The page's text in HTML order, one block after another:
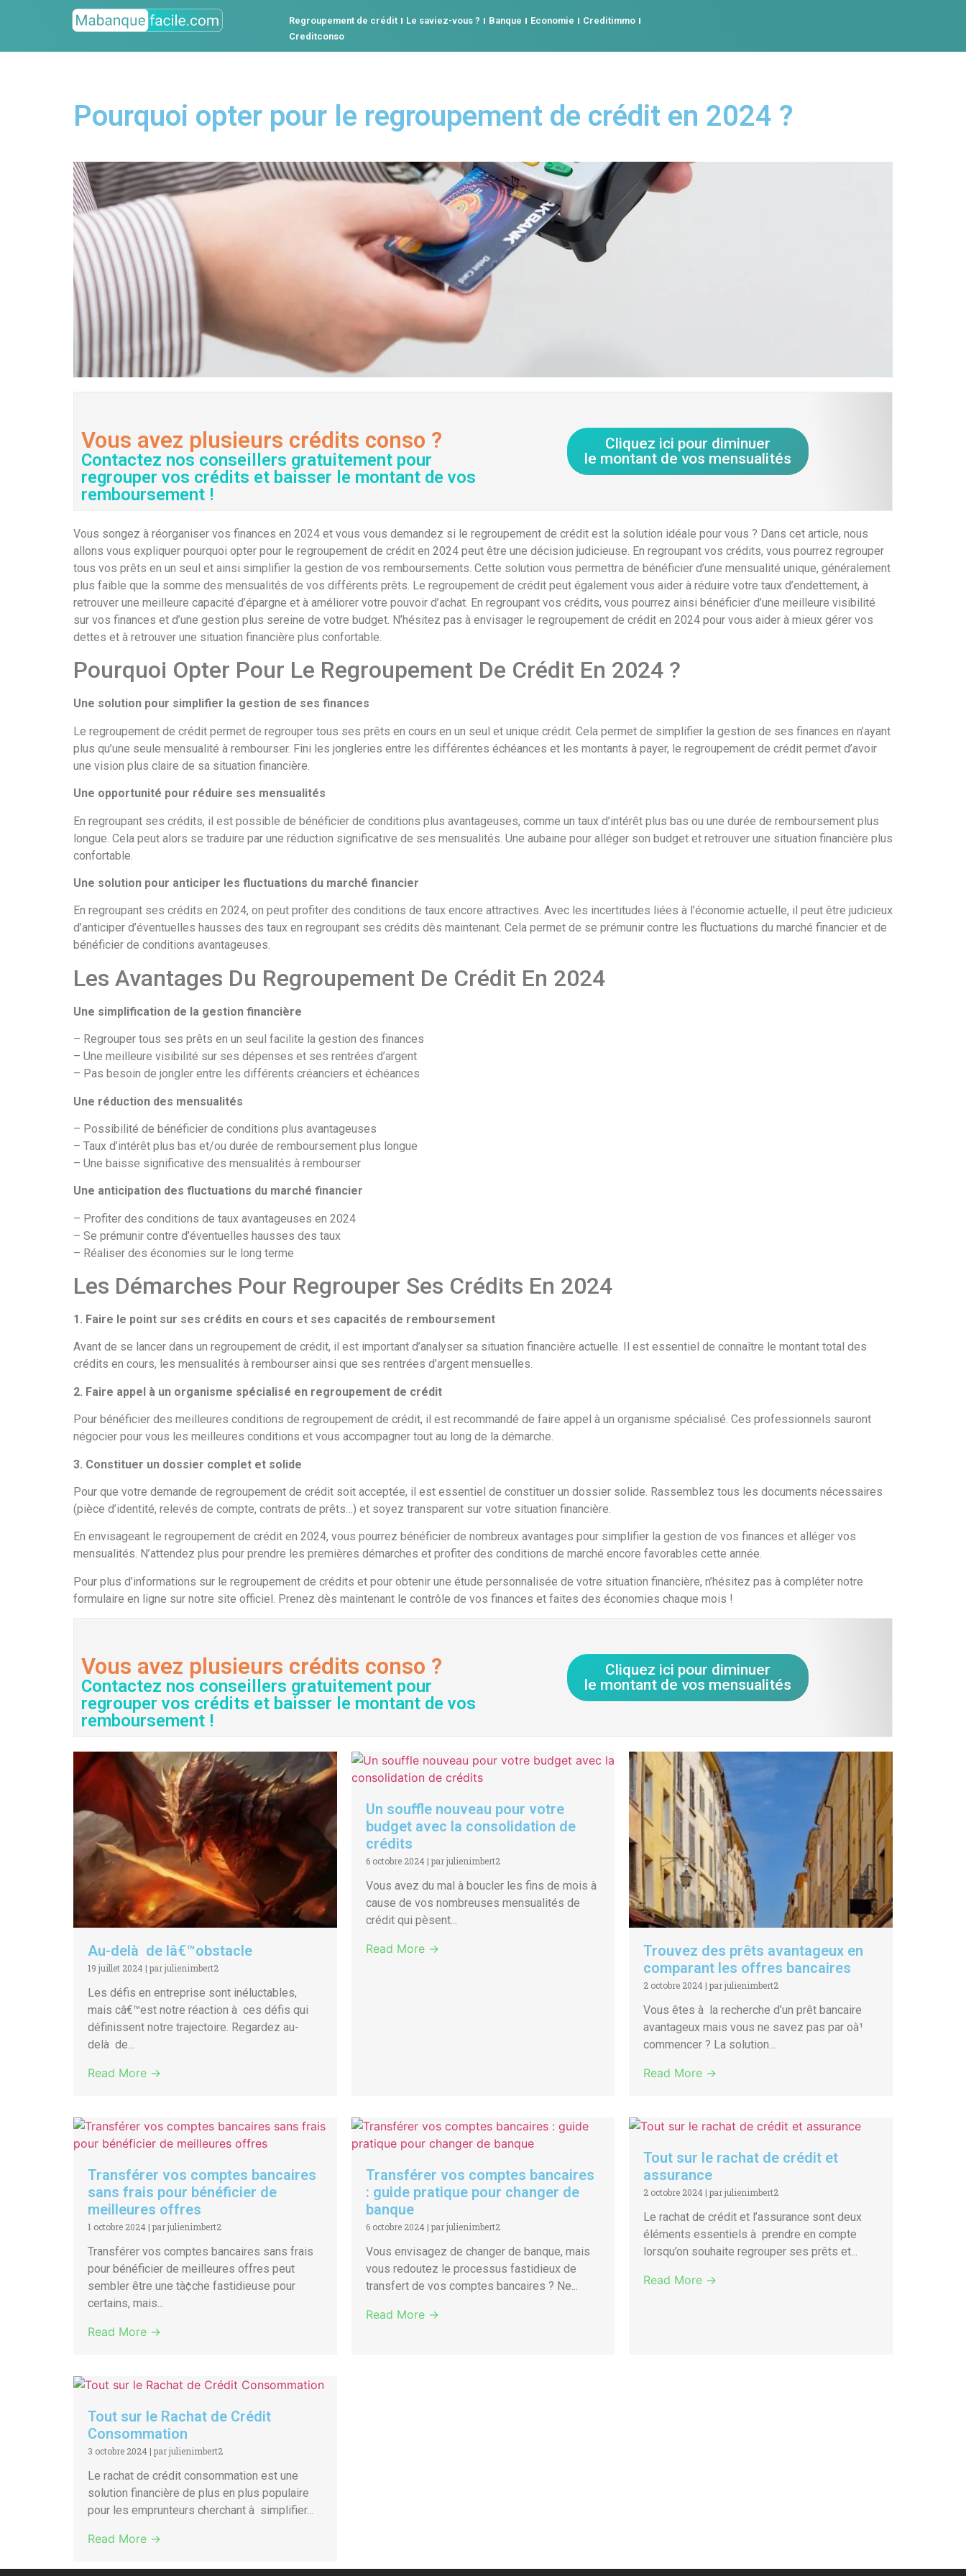
Regroupement de crédit Le saviez-vous ? Banque Economie
Creditimmo
Creditconso
Pourquoi opter pour le regroupement de crédit en 2024 ?
Vous avez plusieurs crédits conso ?
Contactez nos conseillers gratuitement pour
regrouper vos crédits et baisser le montant de vos
remboursement !
Cliquez ici pour diminuer
le montant de vos mensualités
Vous songez à réorganiser vos finances en 2024 et vous vous demandez si le regroupement de crédit est la solution idéale pour vous ? Dans cet article, nous
allons vous expliquer pourquoi opter pour le regroupement de crédit en 2024 peut être une décision judicieuse. En regroupant vos crédits, vous pourrez regrouper
tous vos prêts en un seul et ainsi simplifier la gestion de vos remboursements. Cette solution vous permettra de bénéficier d’une mensualité unique, généralement
plus faible que la somme des mensualités de vos différents prêts. Le regroupement de crédit peut également vous aider à réduire votre taux d’endettement, à
retrouver une meilleure capacité d’épargne et à améliorer votre pouvoir d’achat. En regroupant vos crédits, vous pourrez ainsi bénéficier d’une meilleure visibilité
sur vos finances et d’une gestion plus sereine de votre budget. N’hésitez pas à envisager le regroupement de crédit en 2024 pour vous aider à mieux gérer vos
dettes et à retrouver une situation financière plus confortable.
Pourquoi Opter Pour Le Regroupement De Crédit En 2024 ?
Une solution pour simplifier la gestion de ses finances
Le regroupement de crédit permet de regrouper tous ses prêts en cours en un seul et unique crédit. Cela permet de simplifier la gestion de ses finances en n’ayant
plus qu’une seule mensualité à rembourser. Fini les jongleries entre les différentes échéances et les montants à payer, le regroupement de crédit permet d’avoir
une vision plus claire de sa situation financière.
Une opportunité pour réduire ses mensualités
En regroupant ses crédits, il est possible de bénéficier de conditions plus avantageuses, comme un taux d’intérêt plus bas ou une durée de remboursement plus
longue. Cela peut alors se traduire par une réduction significative de ses mensualités. Une aubaine pour alléger son budget et retrouver une situation financière plus
confortable.
Une solution pour anticiper les fluctuations du marché financier
En regroupant ses crédits en 2024, on peut profiter des conditions de taux encore attractives. Avec les incertitudes liées à l’économie actuelle, il peut être judicieux
d’anticiper d’éventuelles hausses des taux en regroupant ses crédits dès maintenant. Cela permet de se prémunir contre les fluctuations du marché financier et de
bénéficier de conditions avantageuses.
Les Avantages Du Regroupement De Crédit En 2024
Une simplification de la gestion financière
– Regrouper tous ses prêts en un seul facilite la gestion des finances
– Une meilleure visibilité sur ses dépenses et ses rentrées d’argent
– Pas besoin de jongler entre les différents créanciers et échéances
Une réduction des mensualités
– Possibilité de bénéficier de conditions plus avantageuses
– Taux d’intérêt plus bas et/ou durée de remboursement plus longue
– Une baisse significative des mensualités à rembourser
Une anticipation des fluctuations du marché financier
– Profiter des conditions de taux avantageuses en 2024
– Se prémunir contre d’éventuelles hausses des taux
– Réaliser des économies sur le long terme
Les Démarches Pour Regrouper Ses Crédits En 2024
1. Faire le point sur ses crédits en cours et ses capacités de remboursement
Avant de se lancer dans un regroupement de crédit, il est important d’analyser sa situation financière actuelle. Il est essentiel de connaître le montant total des
crédits en cours, les mensualités à rembourser ainsi que ses rentrées d’argent mensuelles.
2. Faire appel à un organisme spécialisé en regroupement de crédit
Pour bénéficier des meilleures conditions de regroupement de crédit, il est recommandé de faire appel à un organisme spécialisé. Ces professionnels sauront
négocier pour vous les meilleures conditions et vous accompagner tout au long de la démarche.
3. Constituer un dossier complet et solide
Pour que votre demande de regroupement de crédit soit acceptée, il est essentiel de constituer un dossier solide. Rassemblez tous les documents nécessaires
(pièce d’identité, relevés de compte, contrats de prêts…) et soyez transparent sur votre situation financière.
En envisageant le regroupement de crédit en 2024, vous pourrez bénéficier de nombreux avantages pour simplifier la gestion de vos finances et alléger vos
mensualités. N’attendez plus pour prendre les premières démarches et profiter des conditions de marché encore favorables cette année.
Pour plus d’informations sur le regroupement de crédits et pour obtenir une étude personnalisée de votre situation financière, n’hésitez pas à compléter notre
formulaire en ligne sur notre site officiel. Prenez dès maintenant le contrôle de vos finances et faites des économies chaque mois !
Vous avez plusieurs crédits conso ?
Contactez nos conseillers gratuitement pour
regrouper vos crédits et baisser le montant de vos
remboursement !
Cliquez ici pour diminuer
le montant de vos mensualités
Au-delà de lâ€™obstacle
19 juillet 2024 | par julienimbert2
Les défis en entreprise sont inéluctables,
mais câ€™est notre réaction à ces défis qui
définissent notre trajectoire. Regardez au-
delà de...
Read More →
Un souffle nouveau pour votre
budget avec la consolidation de
crédits
6 octobre 2024 | par julienimbert2
Vous avez du mal à boucler les fins de mois à
cause de vos nombreuses mensualités de
crédit qui pèsent...
Read More →
Trouvez des prêts avantageux en
comparant les offres bancaires
2 octobre 2024 |par julienimbert2
Vous êtes à la recherche d’un prêt bancaire
avantageux mais vous ne savez pas par oà¹
commencer ? La solution...
Read More →
Transférer vos comptes bancaires
sans frais pour bénéficier de
meilleures offres
1 octobre 2024 | par julienimbert2
Transférer vos comptes bancaires sans frais
pour bénéficier de meilleures offres peut
sembler être une tà¢che fastidieuse pour
certains, mais...
Read More →
Transférer vos comptes bancaires
: guide pratique pour changer de
banque
6 octobre 2024 | par julienimbert2
Vous envisagez de changer de banque, mais
vous redoutez le processus fastidieux de
transfert de vos comptes bancaires ? Ne...
Read More →
Tout sur le rachat de crédit et
assurance
2 octobre 2024 |par julienimbert2
Le rachat de crédit et l’assurance sont deux
éléments essentiels à prendre en compte
lorsqu’on souhaite regrouper ses prêts et...
Read More →
Tout sur le Rachat de Crédit
Consommation
3 octobre 2024 | par julienimbert2
Le rachat de crédit consommation est une
solution financière de plus en plus populaire
pour les emprunteurs cherchant à simplifier...
Read More →